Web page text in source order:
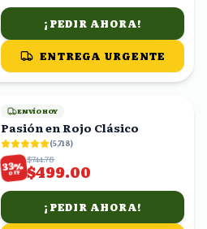
¡PEDIR AHORA!
ENTREGA URGENTE
ENVÍO HOY
Pasión en Rojo Clásico
(5,718)
33%
OFF
$744.78
$499.00
¡PEDIR AHORA!